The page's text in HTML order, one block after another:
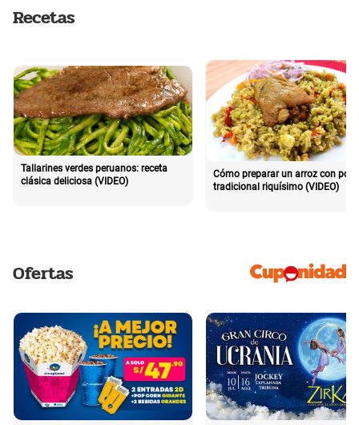
Recetas
Tallarines verdes peruanos: receta
clásica deliciosa (VIDEO)
Cómo preparar un arroz con pollo
tradicional riquísimo (VIDEO)
Ofertas